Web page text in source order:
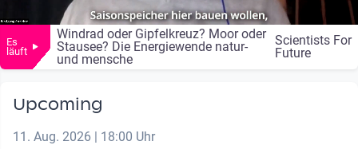
Es
läuft
Windrad oder Gipfelkreuz? Moor oder
Stausee? Die Energiewende natur-
und mensche
Scientists For
Future
Upcoming
11. Aug. 2026 | 18:00 Uhr